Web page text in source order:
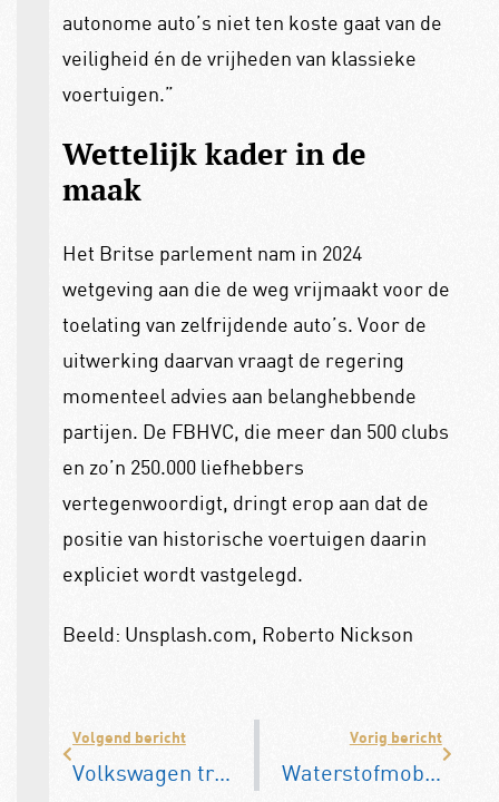
autonome auto’s niet ten koste gaat van de
veiligheid én de vrijheden van klassieke
voertuigen.”
Wettelijk kader in de
maak
Het Britse parlement nam in 2024
wetgeving aan die de weg vrijmaakt voor de
toelating van zelfrijdende auto’s. Voor de
uitwerking daarvan vraagt de regering
momenteel advies aan belanghebbende
partijen. De FBHVC, die meer dan 500 clubs
en zo’n 250.000 liefhebbers
vertegenwoordigt, dringt erop aan dat de
positie van historische voertuigen daarin
expliciet wordt vastgelegd.
Beeld: Unsplash.com, Roberto Nickson
Volgend bericht
Volkswagen treft schikking voor Nederlandse EA189-dieselrijders
Vorig bericht
Waterstofmobiliteit krijgt impuls: 40 miljoen euro subsidie voor trucks en tankstations